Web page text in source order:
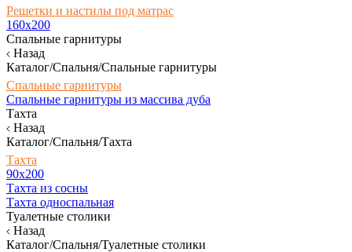
Решетки и настилы под матрас
160х200
Спальные гарнитуры
Назад
Каталог/Спальня/Спальные гарнитуры
Спальные гарнитуры
Спальные гарнитуры из массива дуба
Тахта
Назад
Каталог/Спальня/Тахта
Тахта
90х200
Тахта из сосны
Тахта односпальная
Туалетные столики
Назад
Каталог/Спальня/Туалетные столики